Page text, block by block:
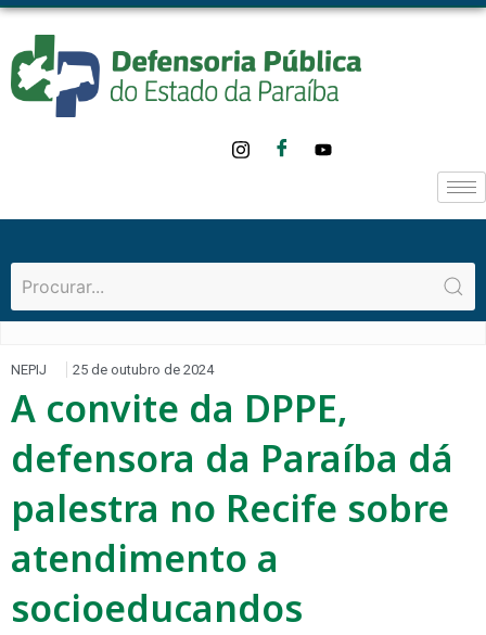
NEPIJ 25 de outubro de 2024
A convite da DPPE,
defensora da Paraíba dá
palestra no Recife sobre
atendimento a
socioeducandos